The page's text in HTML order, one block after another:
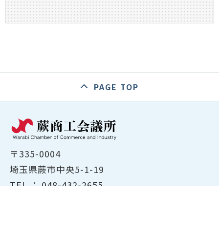
PAGE TOP
〒335-0004
埼玉県蕨市中央5-1-19
TEL ： 048-432-2655